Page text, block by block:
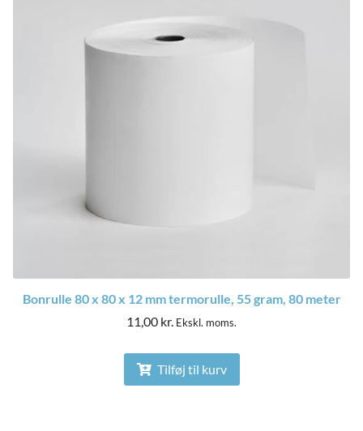
Bonrulle 80 x 80 x 12 mm termorulle, 55 gram, 80 meter
11,00 kr. Ekskl. moms.
Tilføj til kurv